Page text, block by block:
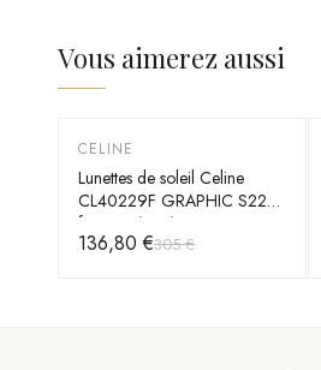
Vous aimerez aussi
-55 %
CELINE
Lunettes de soleil Celine
CL40229F GRAPHIC S229
forme géométrique
136,80 €305 €